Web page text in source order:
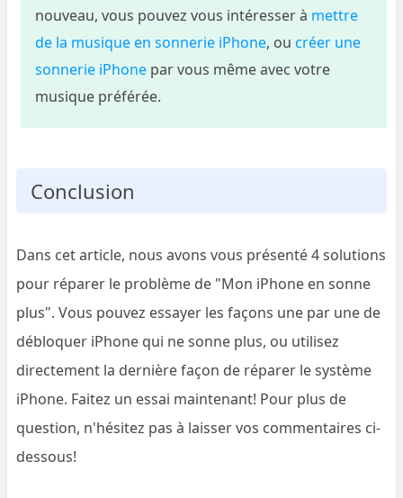
nouveau, vous pouvez vous intéresser à mettre
de la musique en sonnerie iPhone, oucréer une
sonnerie iPhone par vous même avec votre
musique préférée.
Conclusion
Dans cet article, nous avons vous présenté 4 solutions
pour réparer le problème de "Mon iPhone en sonne
plus". Vous pouvez essayer les façons une par une de
débloquer iPhone qui ne sonne plus, ou utilisez
directement la dernière façon de réparer le système
iPhone. Faitez un essai maintenant! Pour plus de
question, n'hésitez pas à laisser vos commentaires ci-
dessous!